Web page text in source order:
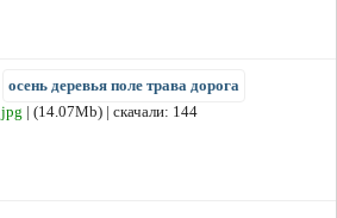
осень деревья поле трава дорога
jpg | (14.07Mb) | скачали: 144